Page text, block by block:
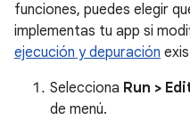
funciones, puedes elegir
implementas tu app si
ejecución y depuración
Selecciona Run >
de menú.